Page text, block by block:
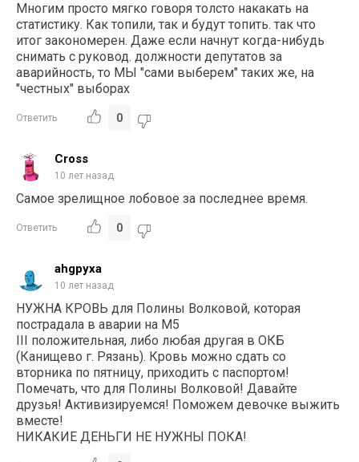
Многим просто мягко говоря толсто накакать на
статистику. Как топили, так и будут топить. так что
итог закономерен. Даже если начнут когда-нибудь
снимать с руковод. должности депутатов за
аварийность, то МЫ "сами выберем" таких же, на
"честных" выборах
Ответить 0
Cross
10 лет назад
Самое зрелищное лобовое за последнее время.
Ответить 0
ahgpyxa
10 лет назад
НУЖНА КРОВЬ для Полины Волковой, которая
пострадала в аварии на М5
III положительная, либо любая другая в ОКБ
(Канищево г. Рязань). Кровь можно сдать со
вторника по пятницу, приходить с паспортом!
Помечать, что для Полины Волковой! Давайте
друзья! Активизируемся! Поможем девочке выжить
вместе!
НИКАКИЕ ДЕНЬГИ НЕ НУЖНЫ ПОКА!